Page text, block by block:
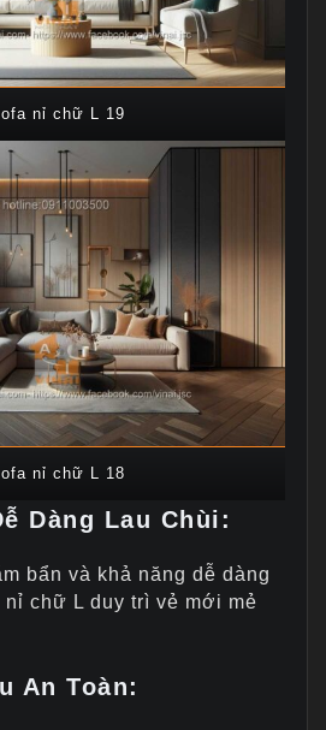
nỉ chữ L 19
nỉ chữ L 18
Dàng Lau Chùi:
bẩn và khả năng dễ dàng
nỉ chữ L duy trì vẻ mới mẻ
An Toàn: